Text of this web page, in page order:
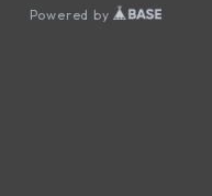
Powered by